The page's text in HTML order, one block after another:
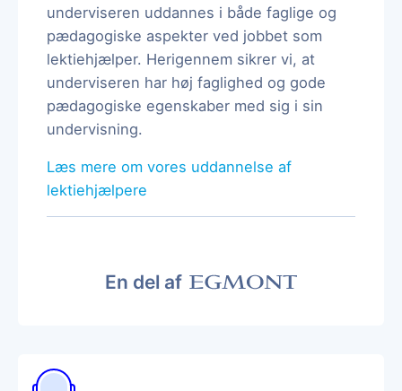
underviseren uddannes i både faglige og
pædagogiske aspekter ved jobbet som
lektiehjælper. Herigennem sikrer vi, at
underviseren har høj faglighed og gode
pædagogiske egenskaber med sig i sin
undervisning.
Læs mere om vores uddannelse af
lektiehjælpere
En del af